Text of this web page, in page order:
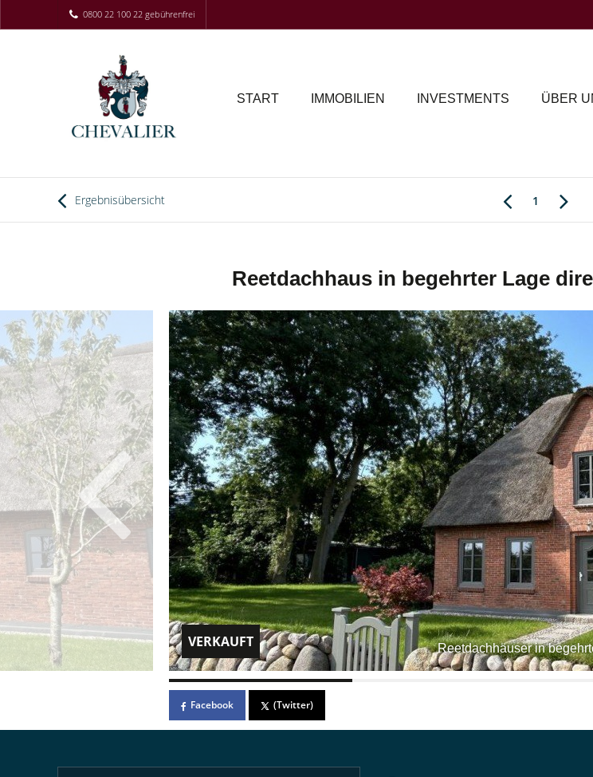
0800 22 100 22 gebührenfrei
START IMMOBILIEN INVESTMENTS ÜBER
Ergebnisübersicht 1
Reetdachhaus in begehrter Lage
Reetdachhäuser in
VERKAUFT
Facebook (Twitter)